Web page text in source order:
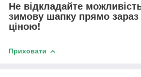
Не відкладайте
зимову шапку прямо зараз
ціною!
Приховати